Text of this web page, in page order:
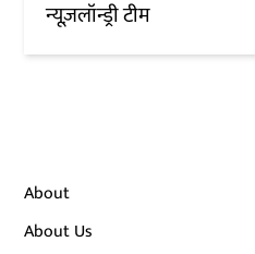
न्यूज़लॉन्ड्री टीम
About
About Us